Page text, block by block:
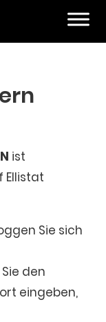
ist
Ellistat
Sie sich
den
eingeben,